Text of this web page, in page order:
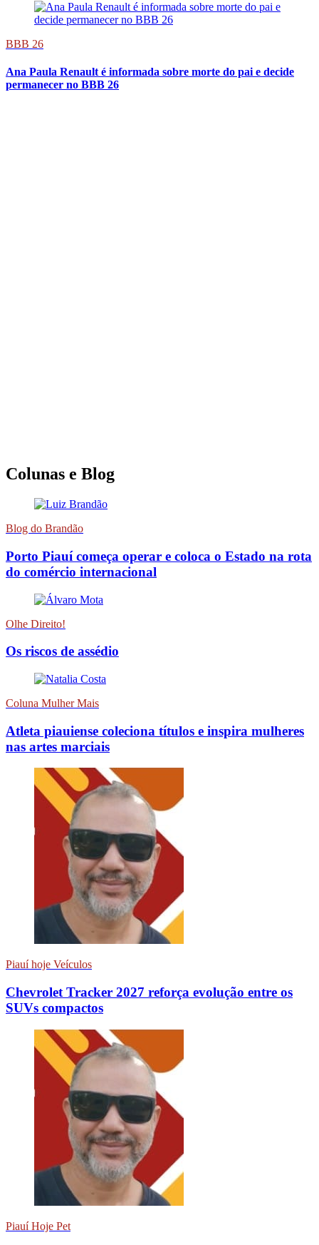
BBB 26
Ana Paula Renault é informada sobre morte do pai e decide
permanecer no BBB 26
Colunas e Blog
Blog do Brandão
Porto Piauí começa operar e coloca o Estado na rota
do comércio internacional
Olhe Direito!
Os riscos de assédio
Coluna Mulher Mais
Atleta piauiense coleciona títulos e inspira mulheres
nas artes marciais
Piauí hoje Veículos
Chevrolet Tracker 2027 reforça evolução entre os
SUVs compactos
Piauí Hoje Pet